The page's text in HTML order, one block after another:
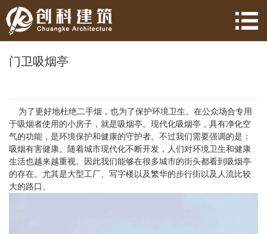
门卫吸烟亭
为了更好地杜绝二手烟，也为了保护环境卫生。在公众场合专用
于吸烟者使用的小房子，就是吸烟亭。现代化吸烟亭，具有净化空
气的功能，是环境保护和健康的守护者。不过我们需要强调的是：
吸烟有害健康。随着城市现代化不断开发，人们对环境卫生和健康
生活也越来越重视。因此我们能够在很多城市的街头都看到吸烟亭
的存在。尤其是大型工厂、写字楼以及繁华的步行街以及人流比较
大的路口。